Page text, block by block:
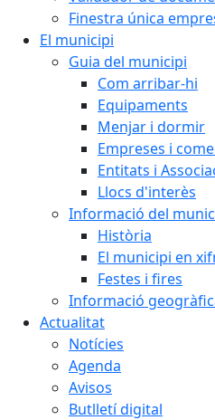
Finestra única
El municipi
Guia del municipi
Com arribar-hi
Equipaments
Menjar i dormir
Empreses i
Entitats i
Llocs d'interès
Informació del
Història
El municipi en
Festes i fires
Informació
Actualitat
Notícies
Agenda
Avisos
Butlletí digital